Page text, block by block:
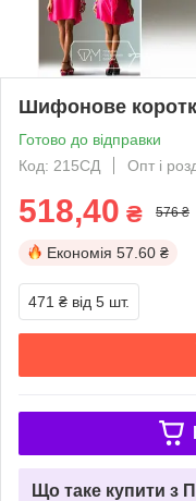
Шифонове
Готово до відправки
Код: 215СД
Опт і
518,40 ₴ 576 ₴
Економія 57.60 ₴
471 ₴ від 5 шт.
Що таке купити з